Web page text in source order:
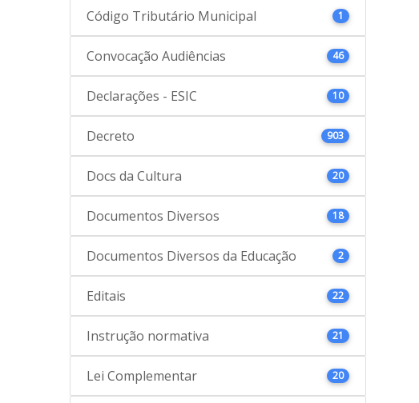
Código Tributário Municipal 1
Convocação Audiências 46
Declarações - ESIC 10
Decreto 903
Docs da Cultura 20
Documentos Diversos 18
Documentos Diversos da Educação 2
Editais 22
Instrução normativa 21
Lei Complementar 20